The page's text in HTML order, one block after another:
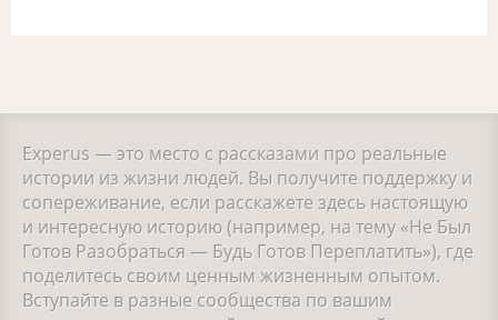
Experus — это место с рассказами про реальные
истории из жизни людей. Вы получите поддержку и
сопереживание, если расскажете здесь настоящую
и интересную историю (например, на тему «Не Был
Готов Разобраться — Будь Готов Переплатить»), где
поделитесь своим ценным жизненным опытом.
Вступайте в разные сообщества по вашим